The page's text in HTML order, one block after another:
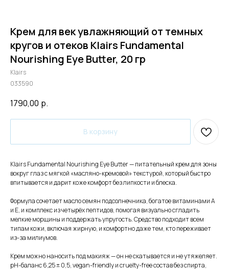
Крем для век увлажняющий от темных
кругов и отеков Klairs Fundamental
Nourishing Eye Butter, 20 гр
Klairs
033590
1790,00 р.
В корзину
Klairs Fundamental Nourishing Eye Butter — питательный крем для зоны
вокруг глаз с мягкой «масляно-кремовой» текстурой, который быстро
впитывается и дарит коже комфорт без липкости и блеска.
Формула сочетает масло семян подсолнечника, богатое витаминами A
и E, и комплекс из четырёх пептидов, помогая визуально сгладить
мелкие морщины и поддержать упругость. Средство подходит всем
типам кожи, включая жирную, и комфортно даже тем, кто переживает
из-за милиумов.
Крем можно наносить под макияж — он не скатывается и не утяжеляет.
pH-баланс 6,25 ± 0,5, vegan-friendly и cruelty-free состав без спирта,